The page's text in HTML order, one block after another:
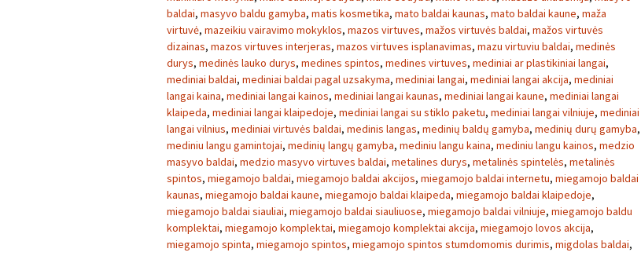
baldai, masyvo baldu gamyba, matis kosmetika, mato baldai kaunas, mato baldai kaune, maža
virtuvė, mazeikiu vairavimo mokyklos, mazos virtuves, mažos virtuvės baldai, mažos virtuvės
dizainas, mazos virtuves interjeras, mazos virtuves isplanavimas, mazu virtuviu baldai, medinės
durys, medinės lauko durys, medines spintos, medines virtuves, mediniai ar plastikiniai langai,
mediniai baldai, mediniai baldai pagal uzsakyma, mediniai langai, mediniai langai akcija, mediniai
langai kaina, mediniai langai kainos, mediniai langai kaunas, mediniai langai kaune, mediniai langai
klaipeda, mediniai langai klaipedoje, mediniai langai su stiklo paketu, mediniai langai vilniuje, mediniai
langai vilnius, mediniai virtuvės baldai, medinis langas, medinių baldų gamyba, medinių durų gamyba,
mediniu langu gamintojai, medinių langų gamyba, mediniu langu kaina, mediniu langu kainos, medzio
masyvo baldai, medzio masyvo virtuves baldai, metalines durys, metalinės spintelės, metalinės
spintos, miegamojo baldai, miegamojo baldai akcijos, miegamojo baldai internetu, miegamojo baldai
kaunas, miegamojo baldai kaune, miegamojo baldai klaipeda, miegamojo baldai klaipedoje,
miegamojo baldai siauliai, miegamojo baldai siauliuose, miegamojo baldai vilniuje, miegamojo baldu
komplektai, miegamojo komplektai, miegamojo komplektai akcija, miegamojo lovos akcija,
miegamojo spinta, miegamojo spintos, miegamojo spintos stumdomomis durimis, migdolas baldai,